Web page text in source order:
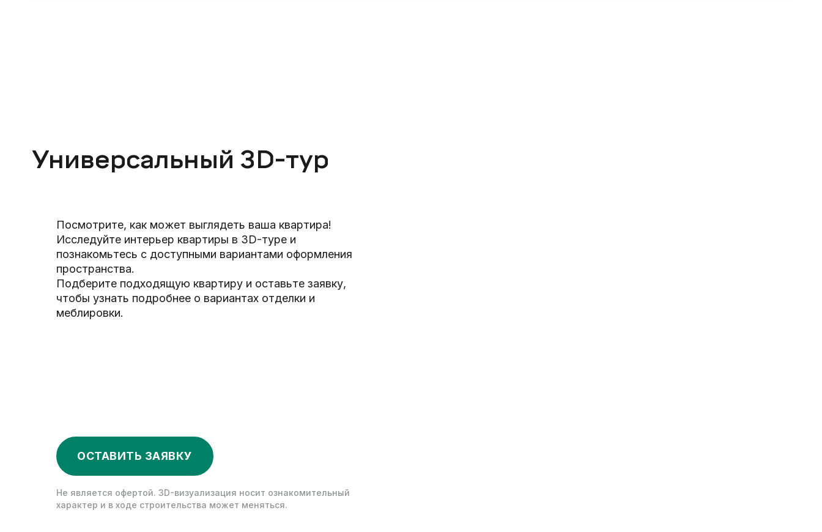
Универсальный 3D-тур
Посмотрите, как может выглядеть ваша квартира!
Исследуйте интерьер квартиры в 3D-туре и
познакомьтесь с доступными вариантами оформления
пространства.
Подберите подходящую квартиру и оставьте заявку,
чтобы узнать подробнее о вариантах отделки и
меблировки.
ОСТАВИТЬ ЗАЯВКУ
Не является офертой. 3D-визуализация носит ознакомительный
характер и в ходе строительства может меняться.